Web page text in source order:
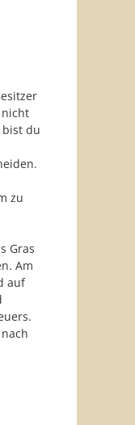
nicht
bist du
zu
Gras
Am
auf